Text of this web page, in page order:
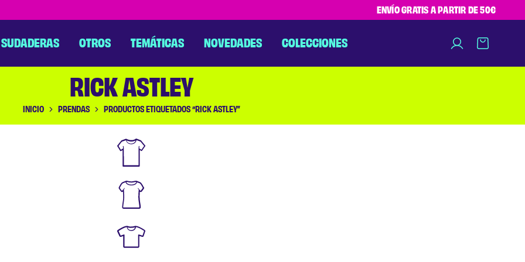
ENVÍO GRATIS A PARTIR DE 50€
SUDADERAS OTROS TEMÁTICAS NOVEDADES COLECCIONES
INICIO PRENDAS PRODUCTOS ETIQUETADOS “RICK ASTLEY”
RICK ASTLEY